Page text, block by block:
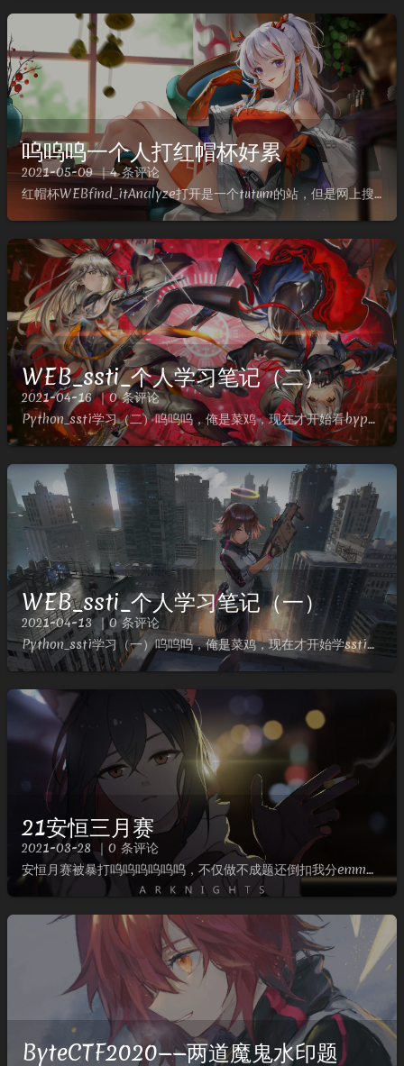
呜呜呜一个人打红帽杯好累
2021-05-09 ｜4 条评论
红帽杯WEBfind_itAnalyze打开是一个tutum的站，但是网上搜了一圈没啥东西，扫描找到rebots.txtWhen I was a child,I also like to rea...
WEB_ssti_个人学习笔记（二）
2021-04-16 ｜0 条评论
Python_ssti学习（二）呜呜呜，俺是菜鸡，现在才开始看bypass删除了很多模块reload(__builtins__) #重新加载被删除的模块，直接命令执行，只用于py2过滤字符拼接或...
WEB_ssti_个人学习笔记（一）
2021-04-13 ｜0 条评论
Python_ssti学习（一）呜呜呜，俺是菜鸡，现在才开始学ssti判断{{7*7}}函数解析__class__ #返回调用的参数类型 __bases__ #返回类型列表 __mro__ #此...
21安恒三月赛
2021-03-28 ｜0 条评论
安恒月赛被暴打呜呜呜呜呜呜，不仅做不成题还倒扣我分emmm放错了V神tql这次边hvv边打CTF，效率有些低，没有akmisc后看其他项呜呜呜MISC签到Description异世相遇！尽享美味...
ByteCTF2020——两道魔鬼水印题